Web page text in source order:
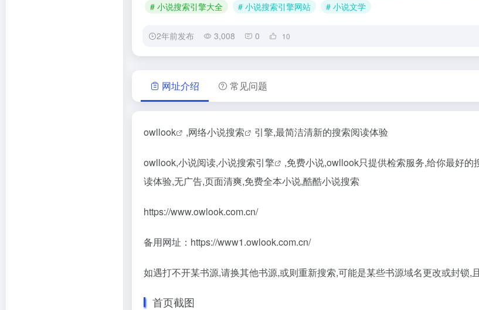
# 小说搜索引擎大全
# 小说搜索引擎网站 # 小说文学
2年前发布 3,008 0 10
网址介绍 常见问题
owllook ,网络小说搜索 引擎,最简洁清新的搜索阅读体验
owllook,小说阅读,小说搜索引擎
,免费小说,owllook只提供检索服务,给你最好的
读体验,无广告,页面清爽,免费全本小说,酷酷小说搜索
https://www.owlook.com.cn/
备用网址：https://www1.owlook.com.cn/
如遇打不开某书源,请换其他书源,或则重新搜索,可能是某些书源域名更改或封锁,
首页截图